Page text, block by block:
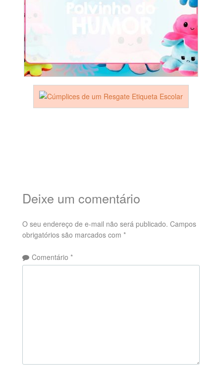
Deixe um comentário
O seu endereço de e-mail não será publicado. Campos
obrigatórios são marcados com *
Comentário *